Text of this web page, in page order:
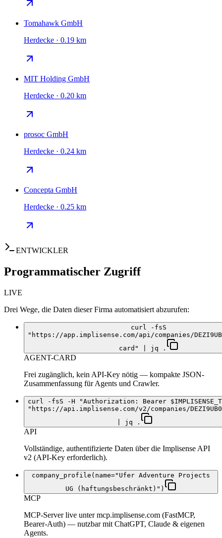
Tomahawk GmbH
Herdecke · 0.19 km
MIT Holding GmbH
Herdecke · 0.20 km
prosoc GmbH
Herdecke · 0.24 km
Concepta GmbH
Herdecke · 0.25 km
ENTWICKLER
Programmatischer Zugriff
LIVE
Drei Wege, die Daten dieser Firma automatisiert abzurufen:
curl -fsS
"https://app.implisense.com/api/companies/
card" | jq .
AGENT-CARD
Frei zugänglich, kein API-Key nötig — kompakte JSON-
Zusammenfassung für Agents und Crawler.
curl -fsS -H "Authorization: Bearer
"https://api.implisense.com/v2/companies/
| jq .
API
Vollständige, authentifizierte Daten über die Implisense API
v2 (API-Key erforderlich).
company_profile(name="Ufer Adventure Projects
UG (haftungsbeschränkt)")
MCP
MCP-Server live unter mcp.implisense.com (FastMCP,
Bearer-Auth) — nutzbar mit ChatGPT, Claude & eigenen
Agents.